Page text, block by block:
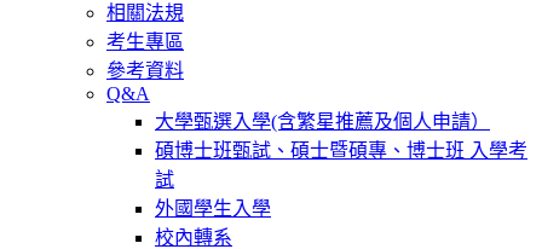
相關法規
考生專區
參考資料
Q&A
大學甄選入學(含繁星推薦及個人申請）
碩博士班甄試、碩士暨碩專、博士班 入學考
試
外國學生入學
校內轉系